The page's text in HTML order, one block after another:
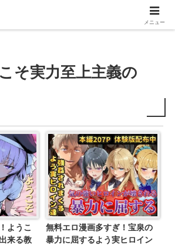
そ実力至上主義の
ようこ
来る教
無料エロ漫画多すぎ！宝泉の
暴力に屈するよう実ヒロイン
メニュー